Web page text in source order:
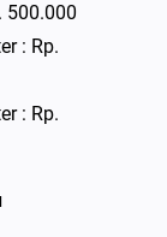
500.000
: Rp.
: Rp.